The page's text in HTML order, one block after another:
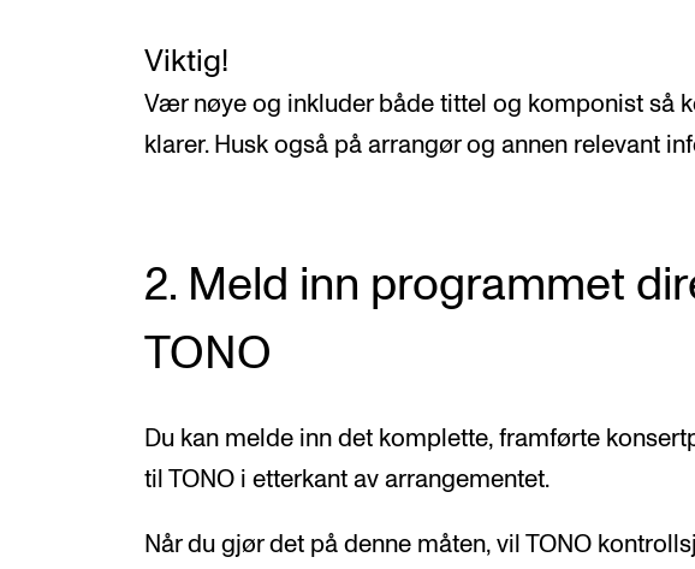
Viktig!
Vær nøye og inkluder både tittel og komponist så
klarer. Husk også på arrangør og annen relevant
2. Meld inn programmet
TONO
Du kan melde inn det komplette, framførte
til TONO i etterkant av arrangementet.
Når du gjør det på denne måten, vil TONO